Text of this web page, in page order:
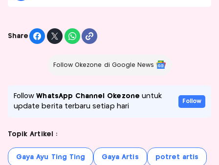
Share
Follow Okezone di Google News
FollowWhatsApp Channel Okezone untuk
update berita terbaru setiap hari
Follow
Topik Artikel :
Gaya Ayu Ting Ting Gaya Artis potret artis